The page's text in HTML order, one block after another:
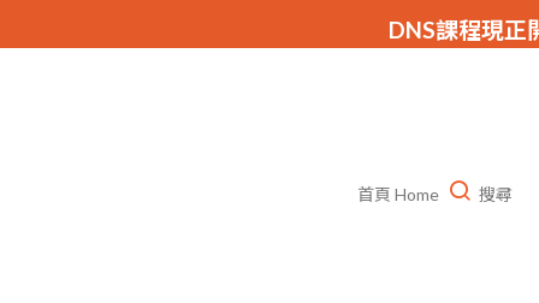
DNS課程現正開放
首頁 Home 搜尋